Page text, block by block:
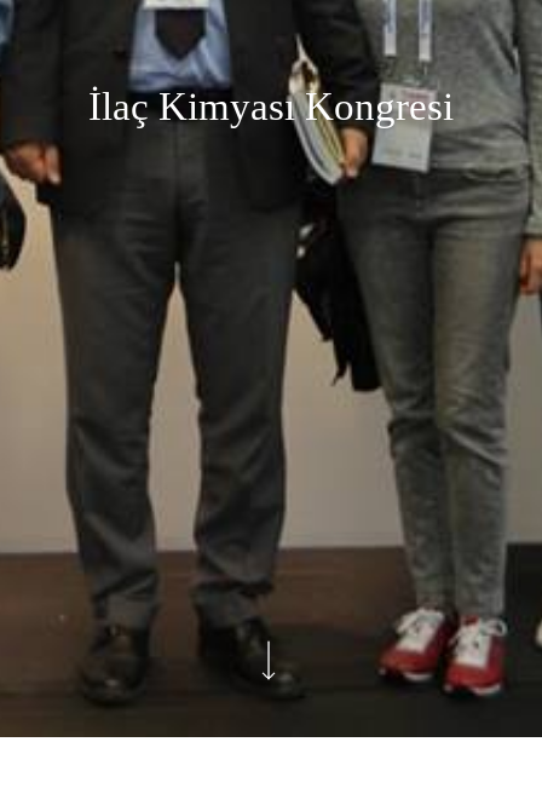
İlaç Kimyası Kongresi
İLETİŞİM